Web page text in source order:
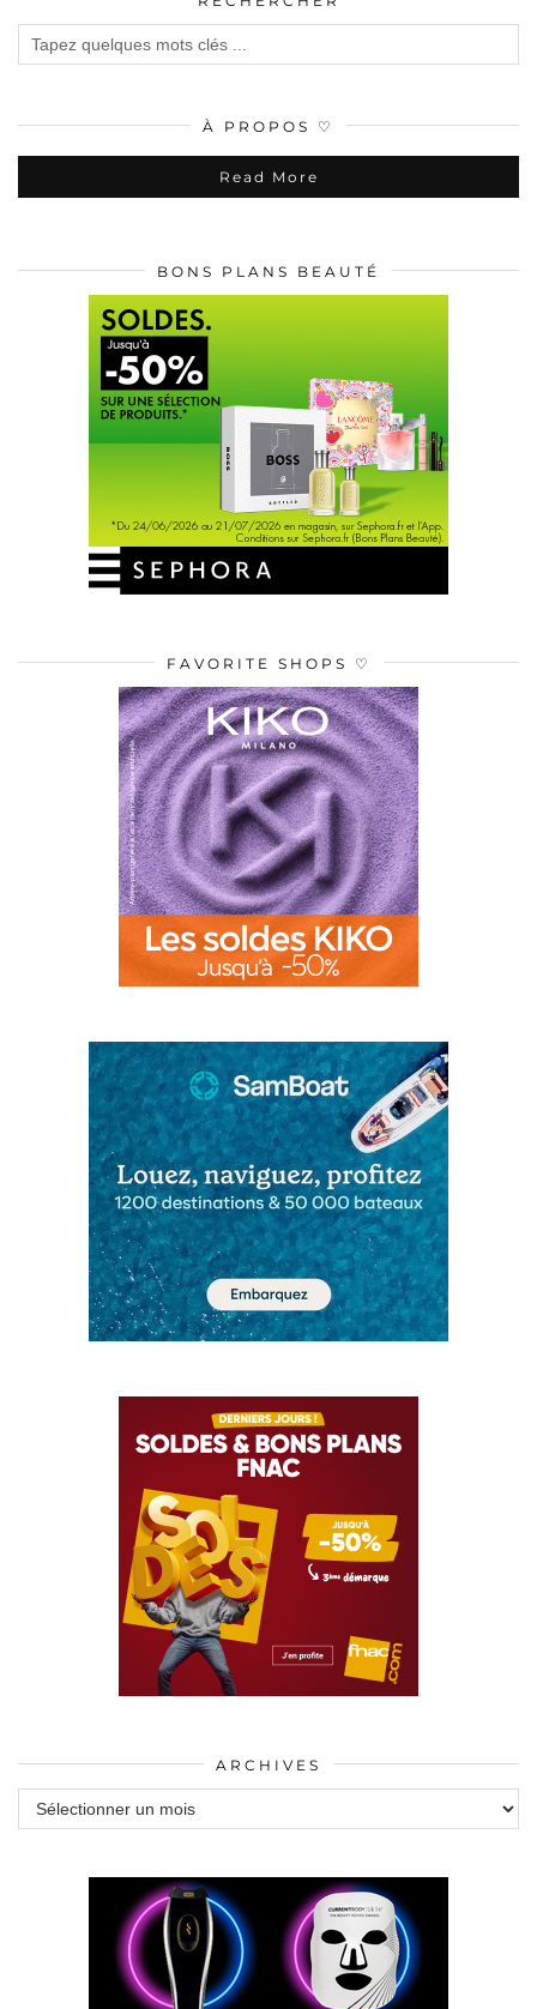
À PROPOS ♡
Read More
BONS PLANS BEAUTÉ
FAVORITE SHOPS ♡
ARCHIVES
Archives